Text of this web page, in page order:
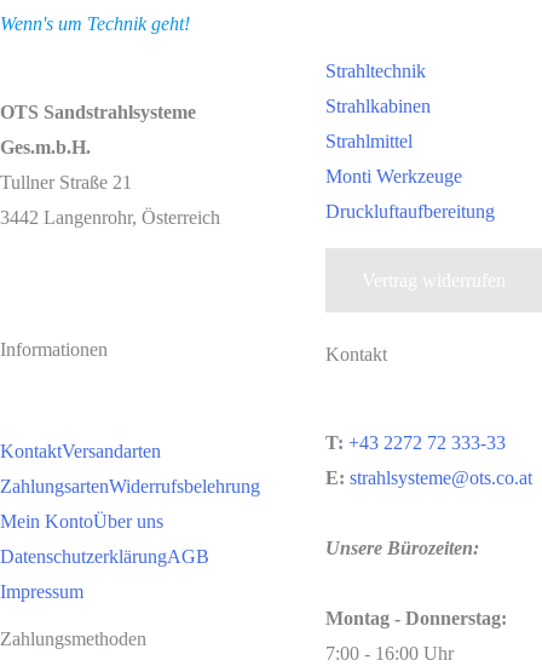
Wenn's um Technik geht!
OTS Sandstrahlsysteme
Ges.m.b.H.
Tullner Straße 21
3442 Langenrohr, Österreich
Strahltechnik
Strahlkabinen
Strahlmittel
Monti Werkzeuge
Druckluftaufbereitung
Vertrag widerrufen
Informationen
KontaktVersandarten
ZahlungsartenWiderrufsbelehrung
Mein KontoÜber uns
DatenschutzerklärungAGB
Impressum
Zahlungsmethoden
Kontakt
T: +43 2272 72 333-33
E: strahlsysteme@ots.co.at
Unsere Bürozeiten:
Montag - Donnerstag:
7:00 - 16:00 Uhr